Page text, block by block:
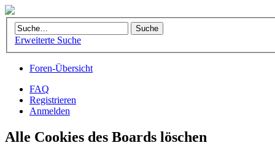
Erweiterte Suche
Foren-Übersicht
FAQ
Registrieren
Anmelden
Alle Cookies des Boards löschen